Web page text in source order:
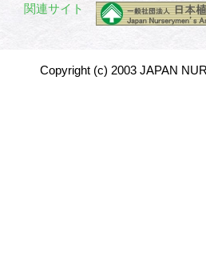
関連サイト
Copyright (c) 2003 JAPAN